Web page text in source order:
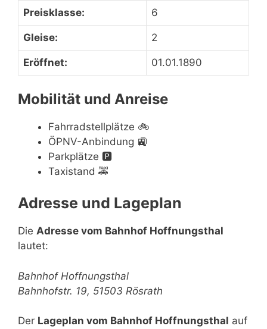
Preisklasse: 6
Gleise: 2
Eröffnet: 01.01.1890
Mobilität und Anreise
Fahrradstellplätze 🚲
ÖPNV-Anbindung 🚉
Parkplätze 🅿️
Taxistand 🚕
Adresse und Lageplan
Die Adresse vom Bahnhof Hoffnungsthal
lautet:
Bahnhof Hoffnungsthal
Bahnhofstr. 19, 51503 Rösrath
Der Lageplan vom Bahnhof Hoffnungsthal auf